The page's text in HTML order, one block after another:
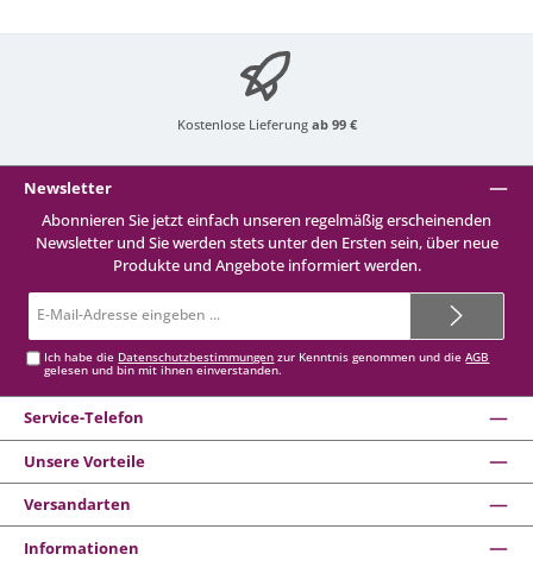
Kostenlose Lieferung ab 99 €
Newsletter
Abonnieren Sie jetzt einfach unseren regelmäßig erscheinenden
Newsletter und Sie werden stets unter den Ersten sein, über neue
Produkte und Angebote informiert werden.
Mail-
Ich habe die Datenschutzbestimmungen zur Kenntnis genommen und dieAGB
gelesen und bin mit ihnen einverstanden.
Service-Telefon
Unsere Vorteile
Versandarten
Informationen